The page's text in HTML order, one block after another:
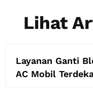
Lihat
Layanan Ganti
AC Mobil